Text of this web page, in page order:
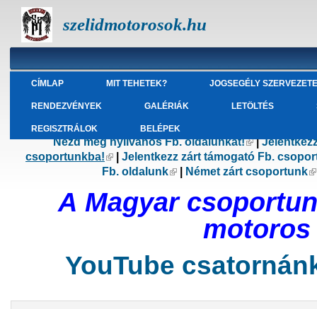
szelidmotorosok.hu
CÍMLAP MIT TEHETEK? JOGSEGÉLY
RENDEZVÉNYEK GALÉRIÁK LETÖLTÉS
REGISZTRÁLOK BELÉPEK
Nézd meg nyilvános Fb. oldalunkat!(külső
|
csoportunkba!(külső hivatkozás)
Jelentkezz zárt támogató Fb.
Fb. oldalunk(külső hivatkozás)
Német zárt csoportunk
A Magyar
YouTube